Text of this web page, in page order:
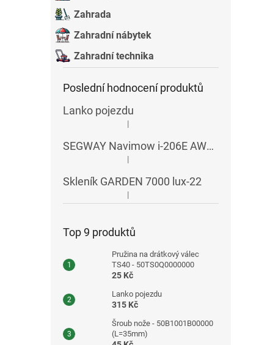
Zahrada
Zahradní nábytek
Zahradní technika
Poslední hodnocení produktů
Lanko pojezdu
Hodnocení produktu je 5 z 5 hvězdiček.
|
SEGWAY Navimow i-206E AWD RTK
Hodnocení produktu je 5 z 5 hvězdiček.
|
Skleník GARDEN 7000 lux-22
Hodnocení produktu je 5 z 5 hvězdiček.
|
Top 9 produktů
Pružina na drátkový válec
TS40 - 50TS0Q0000000
25 Kč
Lanko pojezdu
315 Kč
Šroub nože - 50B1001B00000
(L=35mm)